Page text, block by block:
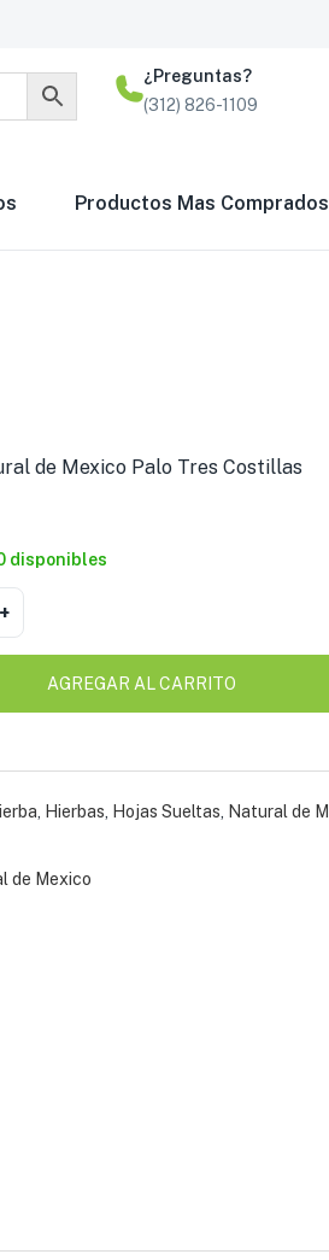
¿Preguntas?
(312) 826-1109
Productos Mas Comprados
de Mexico Palo Tres Costillas
disponibles
+
AGREGAR AL CARRITO
Hierbas Hojas Sueltas
Natural de
de Mexico
Cápsulas Natural
Vale Barriga
Quita Barriga